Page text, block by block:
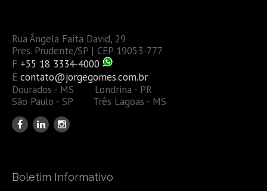
Rua Ângela Faita David, 29
Pres. Prudente/SP | CEP 19053-777
F +55 18 3334-4000
E contato@jorgegomes.com.br
Dourados - MS Londrina - PR
São Paulo - SP Três Lagoas - MS
Boletim Informativo